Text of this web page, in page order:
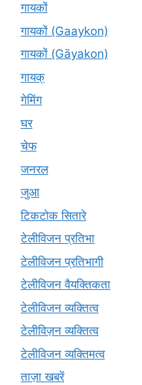
गायकों
गायकों (Gaaykon)
गायकों (Gāyakon)
गायक्
गेमिंग
घर
चेफ
जनरल
जुआ
टिकटोक सितारे
टेलीविजन प्रतिभा
टेलीविजन प्रतिभागी
टेलीविजन वैयक्तिकता
टेलीविजन व्यक्तित्व
टेलीविज़न व्यक्तित्व
टेलीविजन व्यक्तिमत्व
ताज़ा खबरें